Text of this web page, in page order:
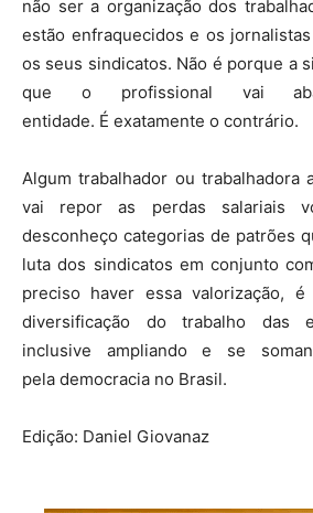
não ser a organização dos
estão enfraquecidos e os
os seus sindicatos. Não é porque a
que o profissional vai
entidade. É exatamente o contrário.
Algum trabalhador ou trabalhadora
vai repor as perdas salariais
desconheço categorias de patrões
luta dos sindicatos em conjunto
preciso haver essa valorização,
diversificação do trabalho das
inclusive ampliando e se
pela democracia no Brasil.
Edição: Daniel Giovanaz